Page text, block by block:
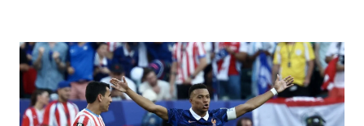
SVJETSKO PRVENSTVO 2026